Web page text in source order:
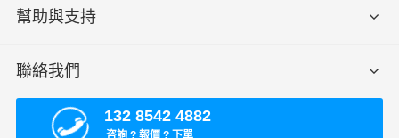
幫助與支持
聯絡我們
132 8542 4882
咨詢 ? 報價 ? 下單